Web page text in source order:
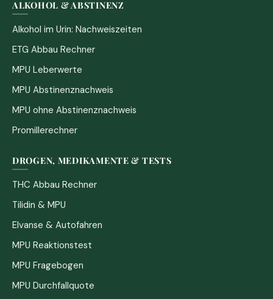
ALKOHOL & ABSTINENZ
Alkohol im Urin: Nachweiszeiten
ETG Abbau Rechner
MPU Leberwerte
MPU Abstinenznachweis
MPU ohne Abstinenznachweis
Promillerechner
DROGEN, MEDIKAMENTE & TESTS
THC Abbau Rechner
Tilidin & MPU
Elvanse & Autofahren
MPU Reaktionstest
MPU Fragebogen
MPU Durchfallquote